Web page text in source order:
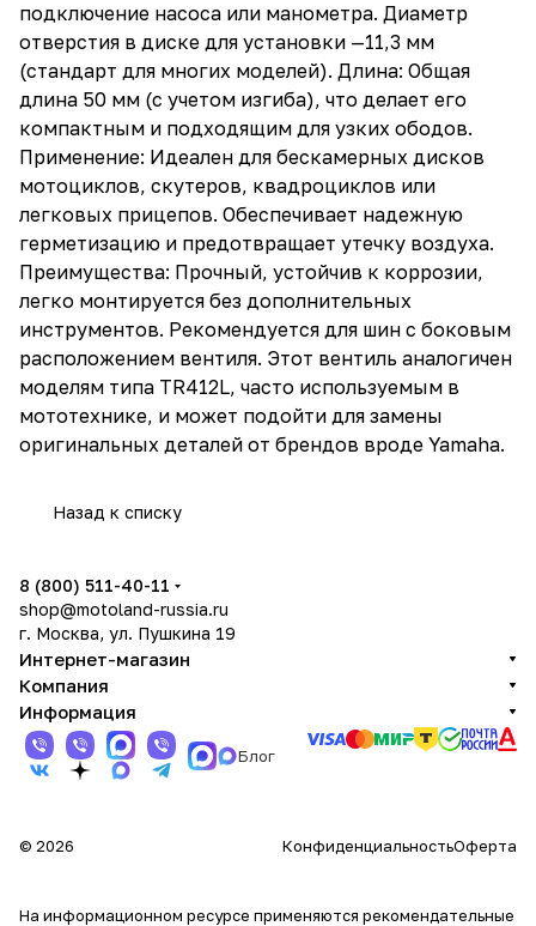
подключение насоса или манометра. Диаметр
отверстия в диске для установки —11,3 мм
(стандарт для многих моделей). Длина: Общая
длина 50 мм (с учетом изгиба), что делает его
компактным и подходящим для узких ободов.
Применение: Идеален для бескамерных дисков
мотоциклов, скутеров, квадроциклов или
легковых прицепов. Обеспечивает надежную
герметизацию и предотвращает утечку воздуха.
Преимущества: Прочный, устойчив к коррозии,
легко монтируется без дополнительных
инструментов. Рекомендуется для шин с боковым
расположением вентиля. Этот вентиль аналогичен
моделям типа TR412L, часто используемым в
мототехнике, и может подойти для замены
оригинальных деталей от брендов вроде Yamaha.
Назад к списку
8 (800) 511-40-11
shop@motoland-russia.ru
г. Москва, ул. Пушкина 19
Интернет-магазин
Компания
Информация
Блог
© 2026 КонфиденциальностьОферта
На информационном ресурсе применяются рекомендательные